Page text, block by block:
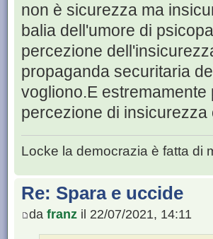
non è sicurezza ma
balia dell'umore di
percezione
propaganda securitaria
vogliono.E
percezione di
Locke la democrazia è fatta di
Re: Spara e uccide
da franz il 22/07/2021, 14:11